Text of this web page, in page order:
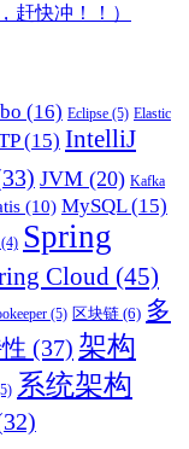
赶快冲！！）
(16) Eclipse (5) Elastic
(15) IntelliJ
JVM (20) Kafka
(10) MySQL(15)
(4) Spring
Cloud (45)
(5) 区块链 (6) 多
(37) 架构
系统架构